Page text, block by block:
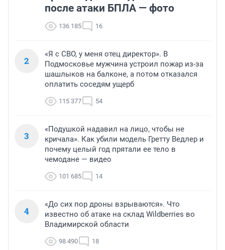
после атаки БПЛА — фото
136 185 16
2
«Я с СВО, у меня отец директор». В
Подмосковье мужчина устроил пожар из-за
шашлыков на балконе, а потом отказался
оплатить соседям ущерб
115 377 54
3
«Подушкой надавил на лицо, чтобы не
кричала». Как убили модель Гретту Ведлер и
почему целый год прятали ее тело в
чемодане — видео
101 685 14
4
«До сих пор дроны взрываются». Что
известно об атаке на склад Wildberries во
Владимирской области
98 490 18